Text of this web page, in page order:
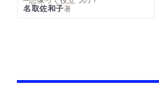
名取佐和子著